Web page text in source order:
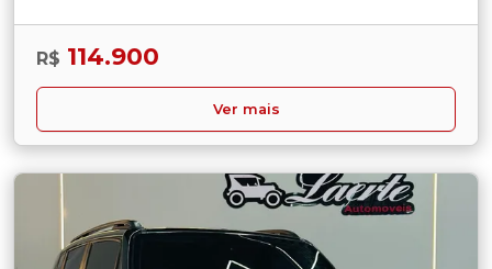
R$ 114.900
Ver mais